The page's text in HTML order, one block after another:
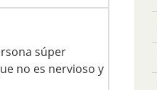
súper
no es nervioso y